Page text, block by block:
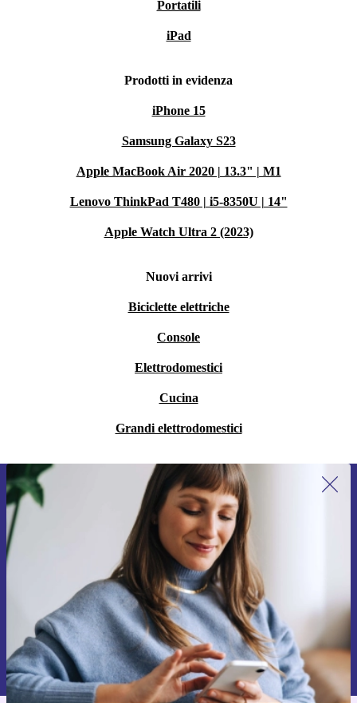
Portatili
iPad
Prodotti in evidenza
iPhone 15
Samsung Galaxy S23
Apple MacBook Air 2020 | 13.3" | M1
Lenovo ThinkPad T480 | i5-8350U | 14"
Apple Watch Ultra 2 (2023)
Nuovi arrivi
Biciclette elettriche
Console
Elettrodomestici
Cucina
Grandi elettrodomestici
Iscriviti per la prima volta alla nostra
newsletter e ottieni 15€ di sconto!
Non farti più scappare le migliori offerte.
Richiedi codice sconto
Per maggiori informazioni sull’uso dei dati personali, visita la nostra
Normativa sulla privacy